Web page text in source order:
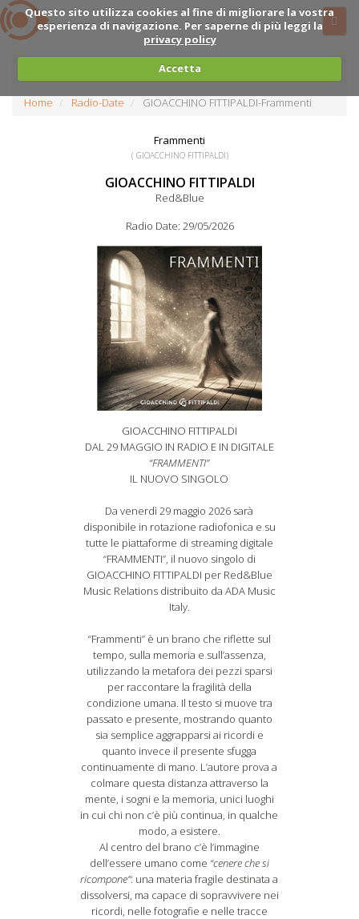
Questo sito utilizza cookies al fine di migliorare la vostra
esperienza di navigazione. Per saperne di più leggi la
privacy policy
Accetta
Home Radio-Date GIOACCHINO FITTIPALDI-Frammenti
Frammenti
( GIOACCHINO FITTIPALDI)
GIOACCHINO FITTIPALDI
Red&Blue
Radio Date: 29/05/2026
GIOACCHINO FITTIPALDI
DAL 29 MAGGIO IN RADIO E IN DIGITALE
“FRAMMENTI”
IL NUOVO SINGOLO
Da venerdì 29 maggio 2026 sarà
disponibile in rotazione radiofonica e su
tutte le piattaforme di streaming digitale
“FRAMMENTI”, il nuovo singolo di
GIOACCHINO FITTIPALDI per Red&Blue
Music Relations distribuito da ADA Music
Italy.
“Frammenti” è un brano che riflette sul
tempo, sulla memoria e sull’assenza,
utilizzando la metafora dei pezzi sparsi
per raccontare la fragilità della
condizione umana. Il testo si muove tra
passato e presente, mostrando quanto
sia semplice aggrapparsi ai ricordi e
quanto invece il presente sfugga
continuamente di mano. L’autore prova a
colmare questa distanza attraverso la
mente, i sogni e la memoria, unici luoghi
in cui chi non c’è più continua, in qualche
modo, a esistere.
Al centro del brano c’è l’immagine
dell’essere umano come “cenere che si
ricompone”: una materia fragile destinata a
dissolversi, ma capace di sopravvivere nei
ricordi, nelle fotografie e nelle tracce